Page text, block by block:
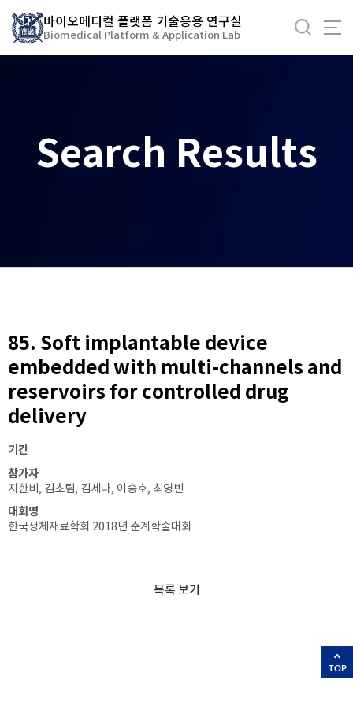
바이오메디컬 플랫폼 기술응용 연구실
Biomedical Platform & Application Lab
Search Results
85. Soft implantable device
embedded with multi-channels and
reservoirs for controlled drug
delivery
기간
참가자
지한비, 김초림, 김세나, 이승호, 최영빈
대회명
한국생체재료학회 2018년 춘계학술대회
목록 보기
TOP